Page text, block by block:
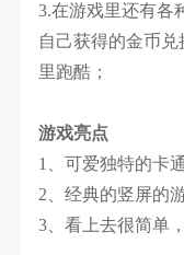
3.在游戏里还有各
自己获得的金币
里跑酷；
游戏亮点
1、可爱独特的卡
2、经典的竖屏的
3、看上去很简单